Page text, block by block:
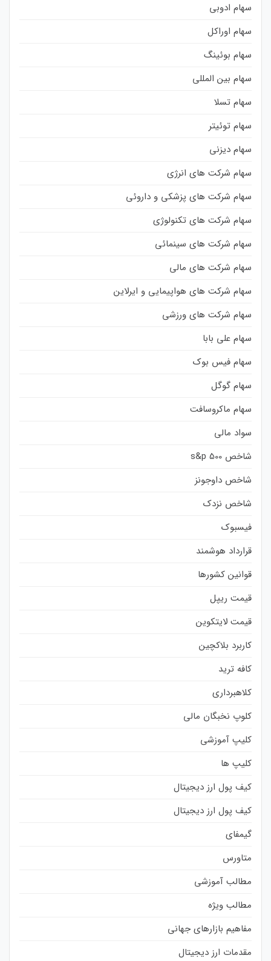
سهام ادوبی
سهام اوراکل
سهام بوئینگ
سهام بین المللی
سهام تسلا
سهام توئیتر
سهام دیزنی
سهام شرکت های انرژی
سهام شرکت های پزشکی و داروئی
سهام شرکت های تکنولوژی
سهام شرکت های سینمائی
سهام شرکت های مالی
سهام شرکت های هواپیمایی و ایرلاین
سهام شرکت های ورزشی
سهام علی بابا
سهام فیس بوک
سهام گوگل
سهام ماکروسافت
سواد مالی
شاخص s&p 500
شاخص داوجونز
شاخص نزدک
فیسبوک
قرارداد هوشمند
قوانین کشورها
قیمت ریپل
قیمت لایتکوین
کاربرد بلاکچین
کافه ترید
کلاهبرداری
کلوپ نخبگان مالی
کلیپ آموزشی
کلیپ ها
کیف پول ارز دیجیتال
کیف پول ارز دیجیتال
گیمفای
متاورس
مطالب آموزشی
مطالب ویژه
مفاهیم بازارهای جهانی
مقدمات ارز دیجیتال